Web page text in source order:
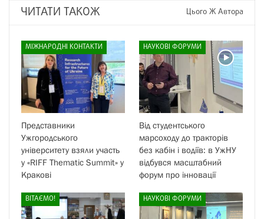
ЧИТАТИ ТАКОЖ Цього Ж Автора
МІЖНАРОДНІ КОНТАКТИ
Представники
Ужгородського
університету взяли участь
у «RIFF Thematic Summit» у
Кракові
НАУКОВІ ФОРУМИ
Від студентського
марсоходу до тракторів
без кабін і водіїв: в УжНУ
відбувся масштабний
форум про інновації
ВІТАЄМО! НАУКОВІ ФОРУМИ